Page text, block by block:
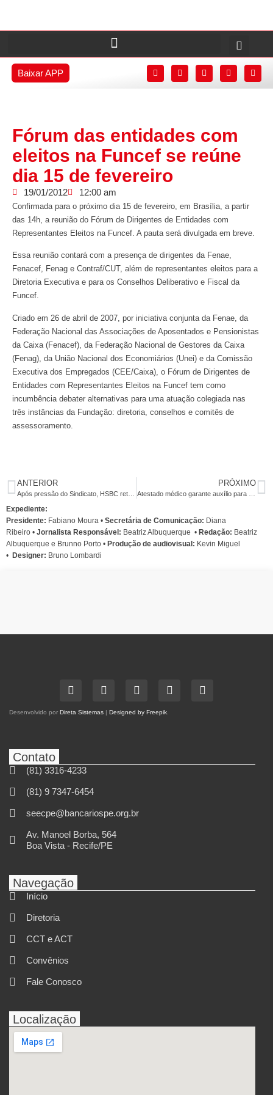
Baixar APP
Fórum das entidades com
eleitos na Funcef se reúne
dia 15 de fevereiro
19/01/2012 12:00 am
Confirmada para o próximo dia 15 de fevereiro, em Brasília, a partir
das 14h, a reunião do Fórum de Dirigentes de Entidades com
Representantes Eleitos na Funcef. A pauta será divulgada em breve.
Essa reunião contará com a presença de dirigentes da Fenae,
Fenacef, Fenag e Contraf/CUT, além de representantes eleitos para a
Diretoria Executiva e para os Conselhos Deliberativo e Fiscal da
Funcef.
Criado em 26 de abril de 2007, por iniciativa conjunta da Fenae, da
Federação Nacional das Associações de Aposentados e Pensionistas
da Caixa (Fenacef), da Federação Nacional de Gestores da Caixa
(Fenag), da União Nacional dos Economiários (Unei) e da Comissão
Executiva dos Empregados (CEE/Caixa), o Fórum de Dirigentes de
Entidades com Representantes Eleitos na Funcef tem como
incumbência debater alternativas para uma atuação colegiada nas
três instâncias da Fundação: diretoria, conselhos e comitês de
assessoramento.
ANTERIOR PRÓXIMO
Expediente:
Presidente: Fabiano Moura • Secretária de Comunicação: Diana
Ribeiro • Jornalista Responsável: Beatriz Albuquerque • Redação: Beatriz
Albuquerque e Brunno Porto • Produção de audiovisual: Kevin Miguel
• Designer: Bruno Lombardi
Desenvolvido por Direta Sistemas | Designed by Freepik
Contato
(81) 3316-4233
(81) 9 7347-6454
seecpe@bancariospe.org.br
Av. Manoel Borba, 564
Boa Vista - Recife/PE
Navegação
Início
Diretoria
CCT e ACT
Convênios
Fale Conosco
Localização